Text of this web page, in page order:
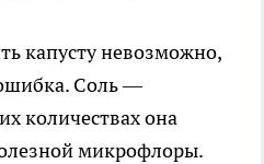
капусту невозможно,
Соль —
количествах она
микрофлоры.